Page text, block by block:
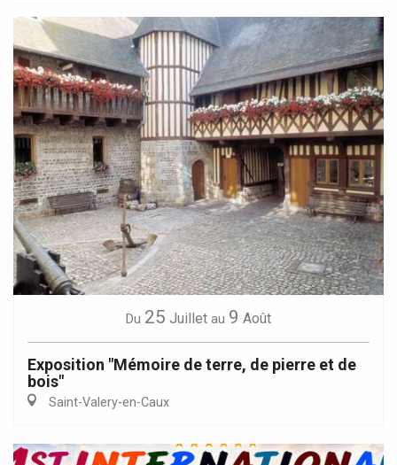
Du 25 Juillet au 9 Août
Exposition "Mémoire de terre, de pierre et de
bois"
Saint-Valery-en-Caux